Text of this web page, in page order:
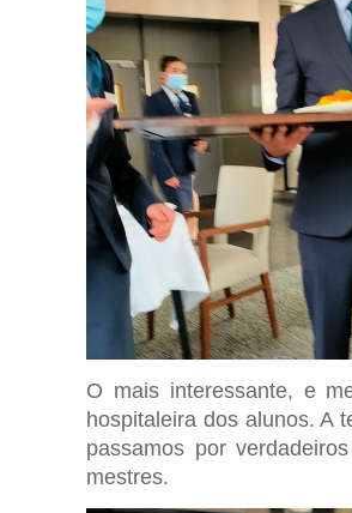
O mais interessante, e
hospitaleira dos alunos. A
passamos por
mestres.